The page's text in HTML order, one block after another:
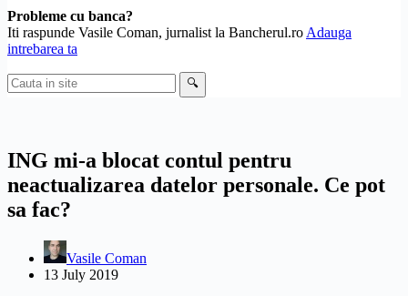
Probleme cu banca?
Iti raspunde Vasile Coman, jurnalist la Bancherul.ro Adauga
intrebarea ta
Cauta
in
🔍
ING mi-a blocat contul pentru
neactualizarea datelor personale. Ce pot
sa fac?
Vasile Coman
13 July 2019